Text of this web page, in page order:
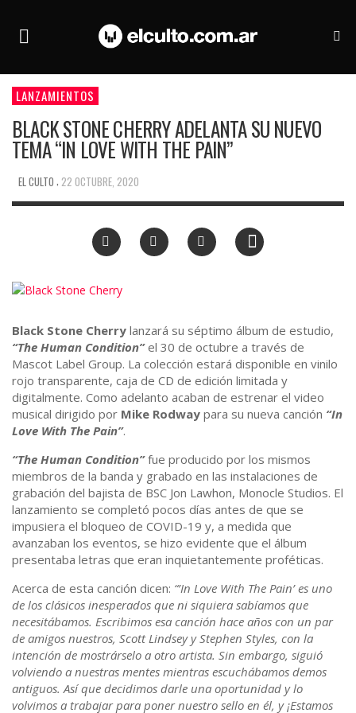
LANZAMIENTOS
BLACK STONE CHERRY ADELANTA SU NUEVO
TEMA “IN LOVE WITH THE PAIN”
EL CULTO 22 OCTUBRE, 2020
Black Stone Cherry lanzará su séptimo álbum de estudio,
“The Human Condition”el 30 de octubre a través de
Mascot Label Group. La colección estará disponible en vinilo
rojo transparente, caja de CD de edición limitada y
digitalmente. Como adelanto acaban de estrenar el video
musical dirigido por Mike Rodway para su nueva canción “In
Love With The Pain”.
“The Human Condition”fue producido por los mismos
miembros de la banda y grabado en las instalaciones de
grabación del bajista de BSC Jon Lawhon, Monocle Studios. El
lanzamiento se completó pocos días antes de que se
impusiera el bloqueo de COVID-19 y, a medida que
avanzaban los eventos, se hizo evidente que el álbum
presentaba letras que eran inquietantemente proféticas.
Acerca de esta canción dicen: “’In Love With The Pain’ es uno
de los clásicos inesperados que ni siquiera sabíamos que
necesitábamos. Escribimos esa canción hace años con un par
de amigos nuestros, Scott Lindsey y Stephen Styles, con la
intención de mostrárselo a otro artista. Sin embargo, siguió
volviendo a nuestras mentes mientras escuchábamos demos
antiguos. Así que decidimos darle una oportunidad y lo
volvimos a trabajar para poner nuestro sello en él, y ¡Estamos